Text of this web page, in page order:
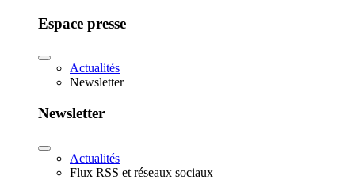
Espace presse
Actualités
Newsletter
Newsletter
Actualités
Flux RSS et réseaux sociaux